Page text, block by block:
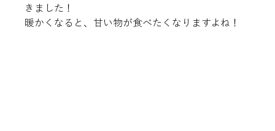
きました！
暖かくなると、甘い物が食べたくなりますよね！